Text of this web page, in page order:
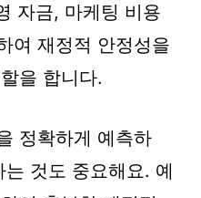
자금, 마케팅 비용
여 재정적 안정성을
을 합니다.
정확하게 예측하
것도 중요해요. 예